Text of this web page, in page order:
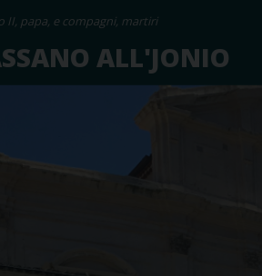
II, papa, e compagni, martiri
ALL'JONIO